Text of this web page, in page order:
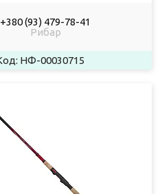
+380 (93) 479-78-41
Рибар
НФ-00030715